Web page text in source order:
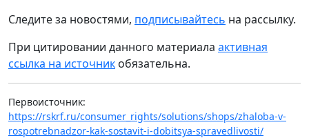
Следите за новостями, подписывайтесь на рассылку.
При цитировании данного материала активная
ссылка на источник обязательна.
Первоисточник:
https://rskrf.ru/consumer_rights/solutions/shops/zhaloba-v-
rospotrebnadzor-kak-sostavit-i-dobitsya-spravedlivosti/